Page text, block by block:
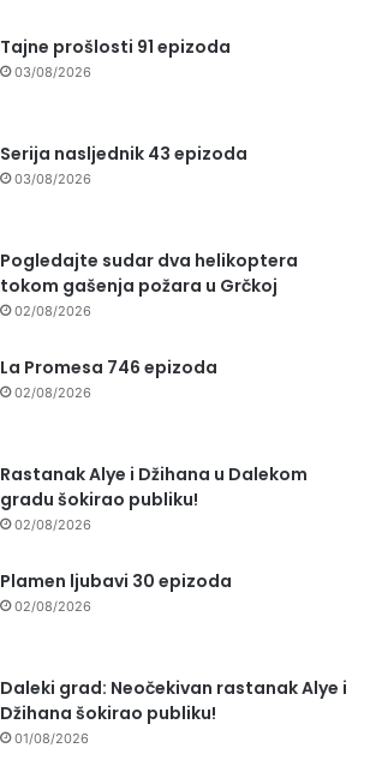
Tajne prošlosti 91 epizoda
03/08/2026
Serija nasljednik 43 epizoda
03/08/2026
Pogledajte sudar dva helikoptera
tokom gašenja požara u Grčkoj
02/08/2026
La Promesa 746 epizoda
02/08/2026
Rastanak Alye i Džihana u Dalekom
gradu šokirao publiku!
02/08/2026
Plamen ljubavi 30 epizoda
02/08/2026
Daleki grad: Neočekivan rastanak Alye i
Džihana šokirao publiku!
01/08/2026